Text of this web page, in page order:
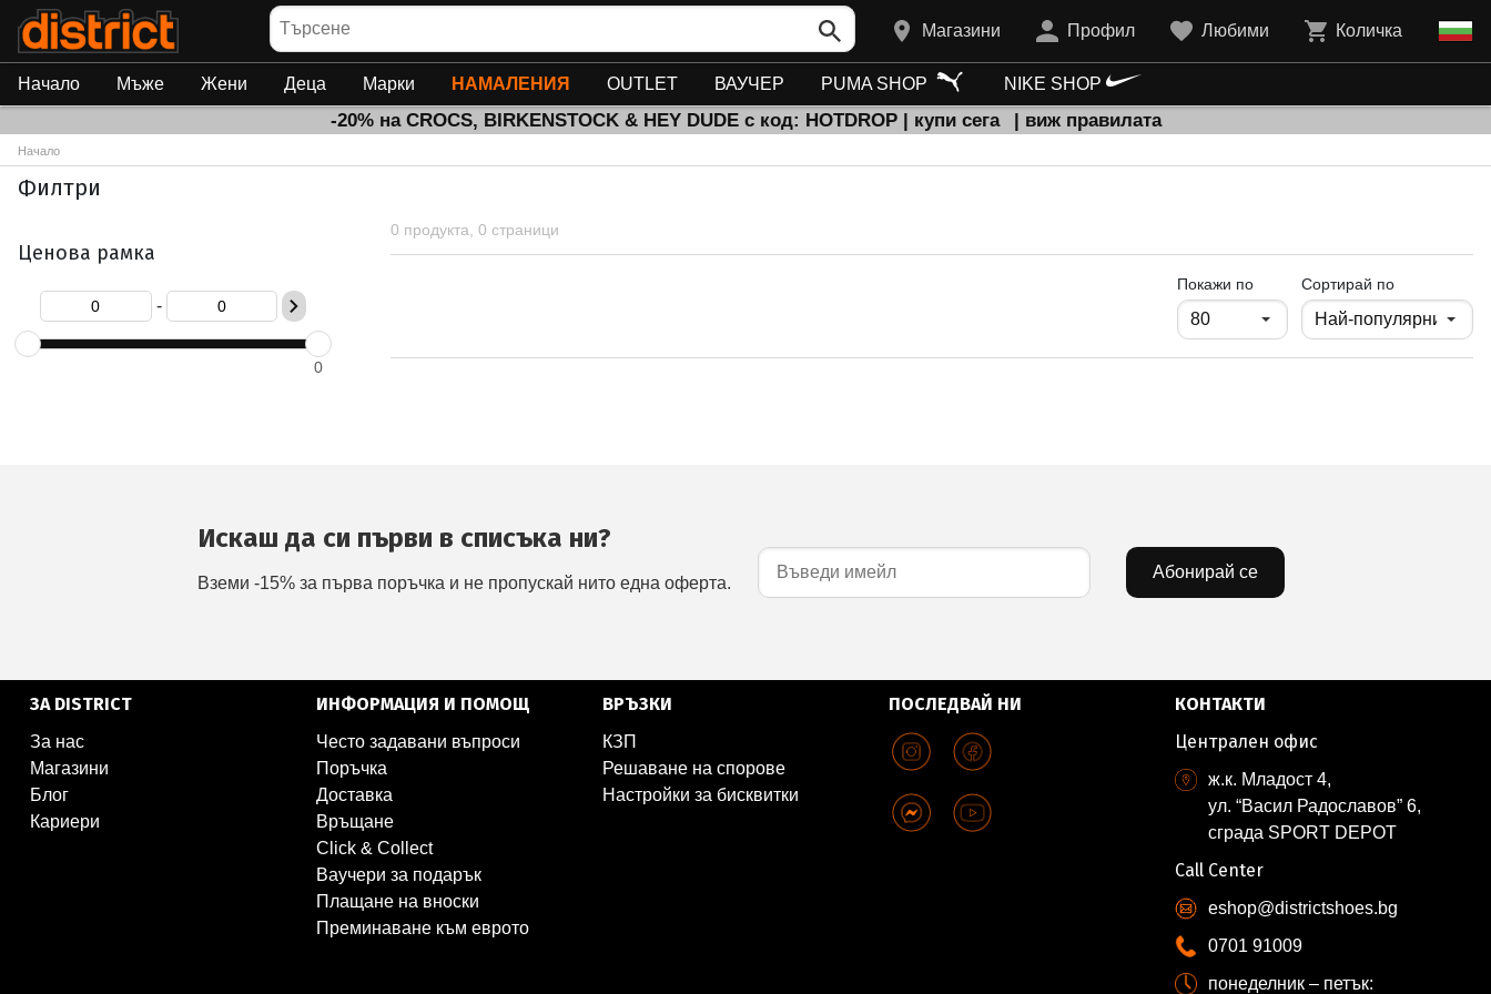
Търсене
Магазини Профил Любими Количка
Начало Мъже Жени Деца Марки НАМАЛЕНИЯ OUTLET ВАУЧЕР PUMA SHOP NIKE SHOP
-20% на CROCS, BIRKENSTOCK & HEY DUDE с код: HOTDROP | купи сега | виж правилата
Начало
Филтри
Ценова рамка
-
0
0 продукта, 0 страници
Покажи попродукти на страница
Сортирай по
Искаш да си първи в списъка ни?
Вземи -15% за първа поръчка и не пропускай нито една оферта.
Абонирай се
ЗА DISTRICT
За нас
Магазини
Блог
Кариери
ИНФОРМАЦИЯ И ПОМОЩ
Често задавани въпроси
Поръчка
Доставка
Връщане
Click & Collect
Ваучери за подарък
Плащане на вноски
Преминаване към еврото
ВРЪЗКИ
КЗП
Решаване на спорове
Настройки за бисквитки
ПОСЛЕДВАЙ НИ
КОНТАКТИ
Централен офис
ж.к. Младост 4,
ул. “Васил Радославов” 6,
сграда SPORT DEPOT
Call Center
eshop@districtshoes.bg
0701 91009
понеделник – петък: